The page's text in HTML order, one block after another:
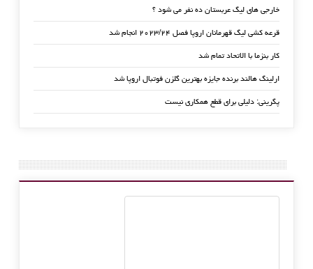
خارجی های لیگ عربستان ده نفر می شود ؟
قرعه کشی لیگ قهرمانان اروپا فصل ۲۰۲۳/۲۴ انجام شد
کار بنزما با الاتحاد تمام شد
ارلینگ هالند برنده جایزه بهترین گلزن فوتبال اروپا شد
پگرینی: دلیلی برای قطع همکاری نیست